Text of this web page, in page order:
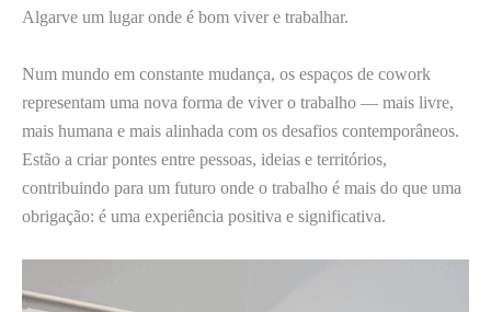
Algarve um lugar onde é bom viver e trabalhar.
Num mundo em constante mudança, os espaços de cowork
representam uma nova forma de viver o trabalho — mais livre,
mais humana e mais alinhada com os desafios contemporâneos.
Estão a criar pontes entre pessoas, ideias e territórios,
contribuindo para um futuro onde o trabalho é mais do que uma
obrigação: é uma experiência positiva e significativa.